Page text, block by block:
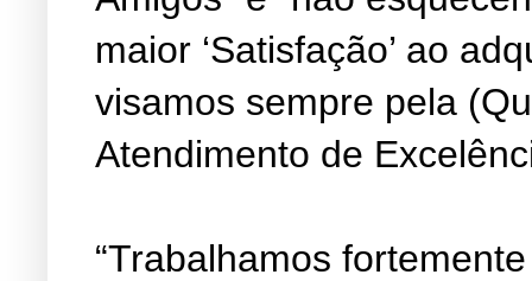
maior ‘Satisfação’ ao
visamos sempre pela
Atendimento de
“Trabalhamos